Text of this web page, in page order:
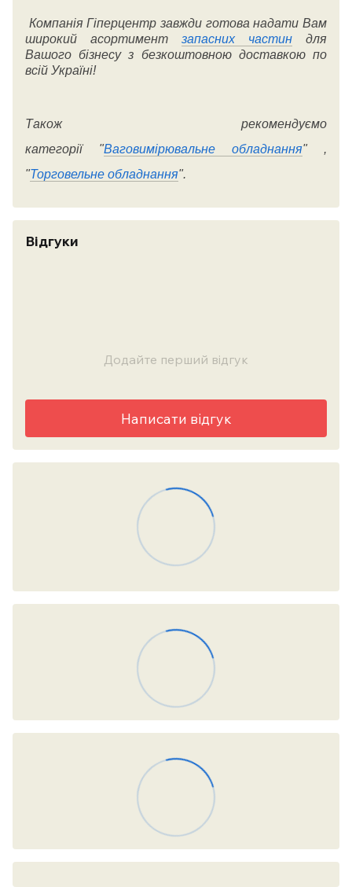
Компанія Гіперцентр завжди готова надати Вам
широкий асортимент запасних частин для
Вашого бізнесу з безкоштовною доставкою по
всій Україні!
Також рекомендуємо
категорії"Ваговимірювальне обладнання" ,
"Торговельне обладнання".
Відгуки
Додайте перший відгук
Написати відгук